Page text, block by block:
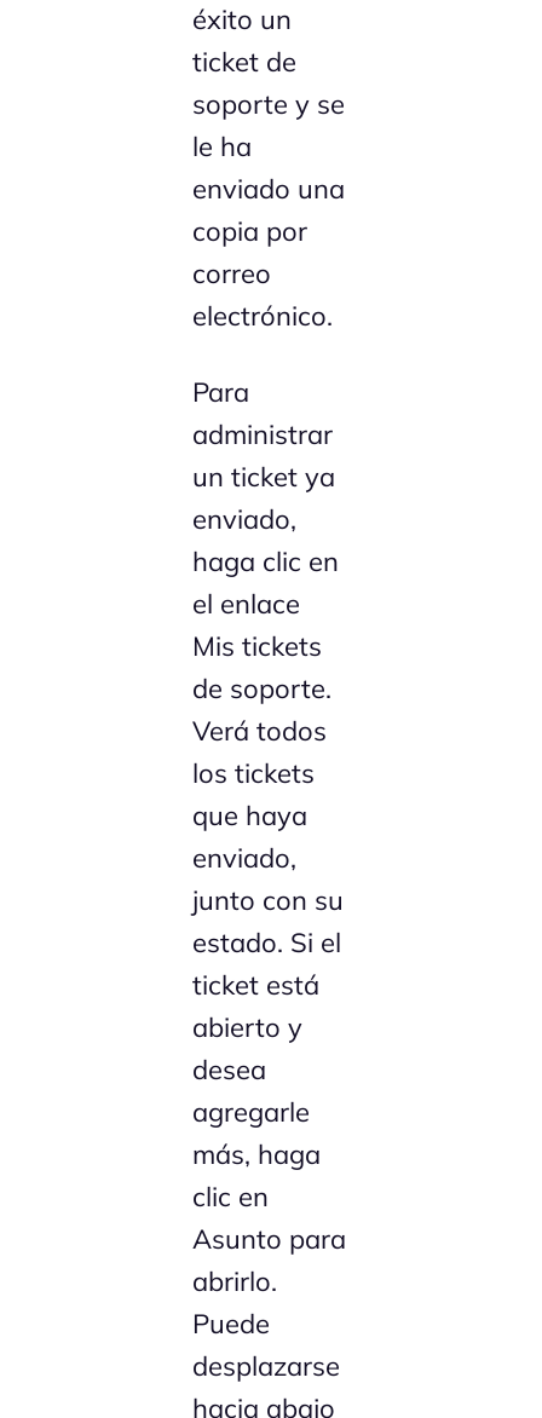
éxito un
ticket de
soporte y se
le ha
enviado una
copia por
correo
electrónico.
Para
administrar
un ticket ya
enviado,
haga clic en
el enlace
Mis tickets
de soporte.
Verá todos
los tickets
que haya
enviado,
junto con su
estado. Si el
ticket está
abierto y
desea
agregarle
más, haga
clic en
Asunto para
abrirlo.
Puede
desplazarse
hacia abajo